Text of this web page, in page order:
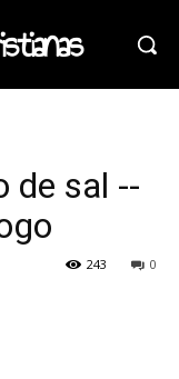
de sal --
0
243